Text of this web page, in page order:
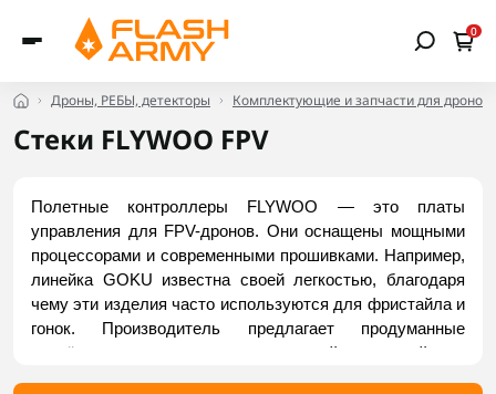
0
Дроны, РЕБЫ, детекторы Комплектующие и запчасти для дронов
Стеки FLYWOO FPV
Полетные контроллеры FLYWOO — это платы
управления для FPV-дронов. Они оснащены мощными
процессорами и современными прошивками. Например,
линейка GOKU известна своей легкостью, благодаря
чему эти изделия часто используются для фристайла и
гонок. Производитель предлагает продуманные
разъёмы для подключения двигателей и модулей, что